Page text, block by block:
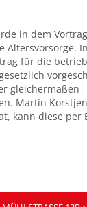
in dem
für die
gleichermaßen
Martin
kann diese per